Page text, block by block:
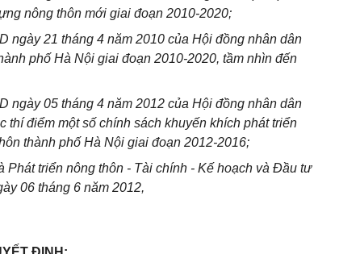
nông thôn mới giai đoạn 2010-2020;
ngày 21 tháng 4 năm 2010 của Hội đồng nhân dân
phố Hà Nội giai đoạn 2010-2020, tầm nhìn đến
ngày 05 tháng 4 năm 2012 của Hội đồng nhân dân
thí điểm một số chính sách khuyến khích pháttriển
thành phố Hà Nội giai đoạn 2012-2016;
triển nông thôn - Tài chính - Kế hoạch và Đầu tư
06 tháng 6 năm 2012,